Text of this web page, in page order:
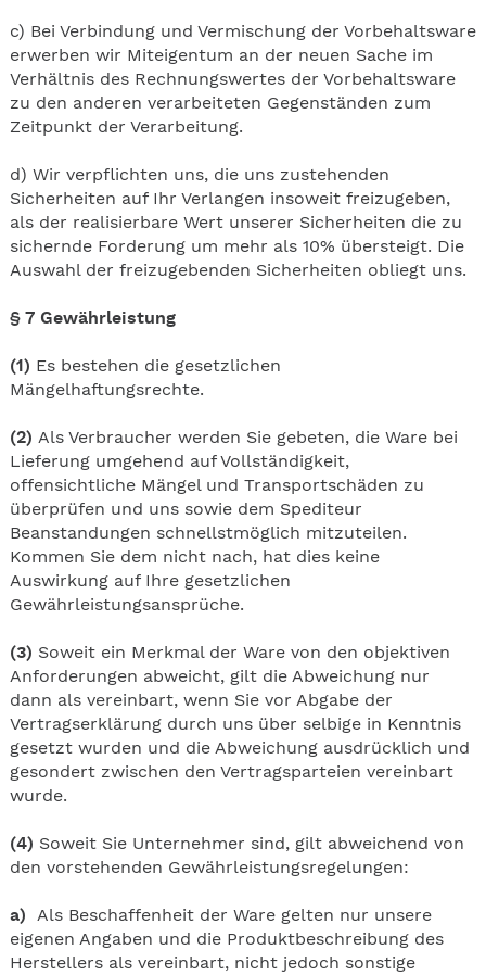
c) Bei Verbindung und Vermischung der Vorbehaltsware
erwerben wir Miteigentum an der neuen Sache im
Verhältnis des Rechnungswertes der Vorbehaltsware
zu den anderen verarbeiteten Gegenständen zum
Zeitpunkt der Verarbeitung.
d) Wir verpflichten uns, die uns zustehenden
Sicherheiten auf Ihr Verlangen insoweit freizugeben,
als der realisierbare Wert unserer Sicherheiten die zu
sichernde Forderung um mehr als 10% übersteigt. Die
Auswahl der freizugebenden Sicherheiten obliegt uns.
§ 7 Gewährleistung
(1) Es bestehen die gesetzlichen
Mängelhaftungsrechte.
(2) Als Verbraucher werden Sie gebeten, die Ware bei
Lieferung umgehend auf Vollständigkeit,
offensichtliche Mängel und Transportschäden zu
überprüfen und uns sowie dem Spediteur
Beanstandungen schnellstmöglich mitzuteilen.
Kommen Sie dem nicht nach, hat dies keine
Auswirkung auf Ihre gesetzlichen
Gewährleistungsansprüche.
(3) Soweit ein Merkmal der Ware von den objektiven
Anforderungen abweicht, gilt die Abweichung nur
dann als vereinbart, wenn Sie vor Abgabe der
Vertragserklärung durch uns über selbige in Kenntnis
gesetzt wurden und die Abweichung ausdrücklich und
gesondert zwischen den Vertragsparteien vereinbart
wurde.
(4) Soweit Sie Unternehmer sind, gilt abweichend von
den vorstehenden Gewährleistungsregelungen:
a) Als Beschaffenheit der Ware gelten nur unsere
eigenen Angaben und die Produktbeschreibung des
Herstellers als vereinbart, nicht jedoch sonstige